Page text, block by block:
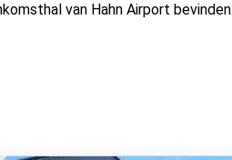
van Hahn Airport bevinden.